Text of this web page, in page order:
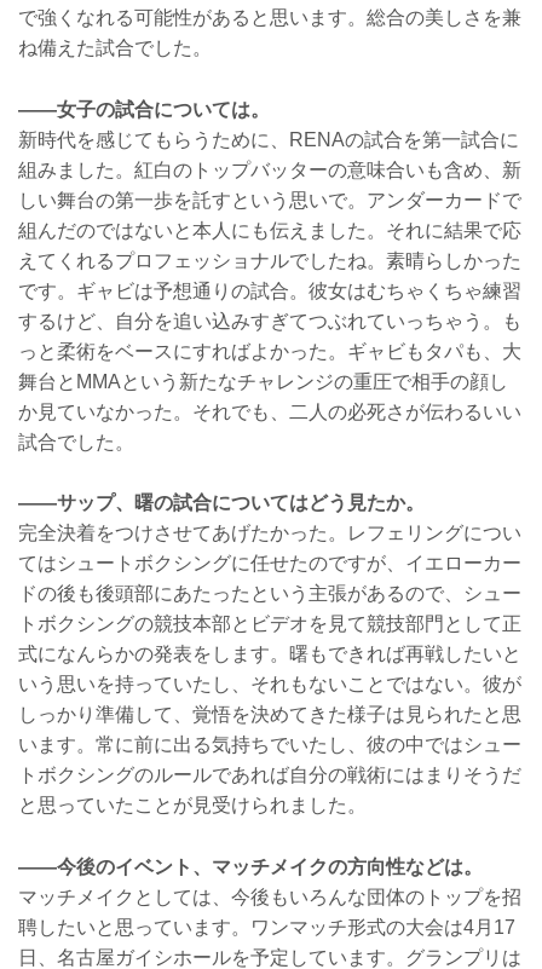
で強くなれる可能性があると思います。総合の美しさを兼
ね備えた試合でした。
――女子の試合については。
新時代を感じてもらうために、RENAの試合を第一試合に
組みました。紅白のトップバッターの意味合いも含め、新
しい舞台の第一歩を託すという思いで。アンダーカードで
組んだのではないと本人にも伝えました。それに結果で応
えてくれるプロフェッショナルでしたね。素晴らしかった
です。ギャビは予想通りの試合。彼女はむちゃくちゃ練習
するけど、自分を追い込みすぎてつぶれていっちゃう。も
っと柔術をベースにすればよかった。ギャビもタパも、大
舞台とMMAという新たなチャレンジの重圧で相手の顔し
か見ていなかった。それでも、二人の必死さが伝わるいい
試合でした。
――サップ、曙の試合についてはどう見たか。
完全決着をつけさせてあげたかった。レフェリングについ
てはシュートボクシングに任せたのですが、イエローカー
ドの後も後頭部にあたったという主張があるので、シュー
トボクシングの競技本部とビデオを見て競技部門として正
式になんらかの発表をします。曙もできれば再戦したいと
いう思いを持っていたし、それもないことではない。彼が
しっかり準備して、覚悟を決めてきた様子は見られたと思
います。常に前に出る気持ちでいたし、彼の中ではシュー
トボクシングのルールであれば自分の戦術にはまりそうだ
と思っていたことが見受けられました。
――今後のイベント、マッチメイクの方向性などは。
マッチメイクとしては、今後もいろんな団体のトップを招
聘したいと思っています。ワンマッチ形式の大会は4月17
日、名古屋ガイシホールを予定しています。グランプリは